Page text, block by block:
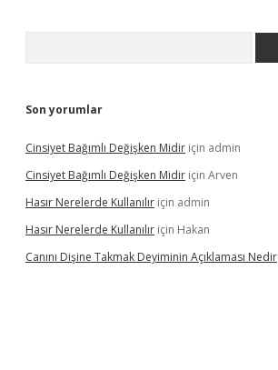
Son yorumlar
Cinsiyet Bağımlı Değişken Midir için admin
Cinsiyet Bağımlı Değişken Midir için Arven
Hasır Nerelerde Kullanılır için admin
Hasır Nerelerde Kullanılır için Hakan
Canını Dişine Takmak Deyiminin Açıklaması Nedir